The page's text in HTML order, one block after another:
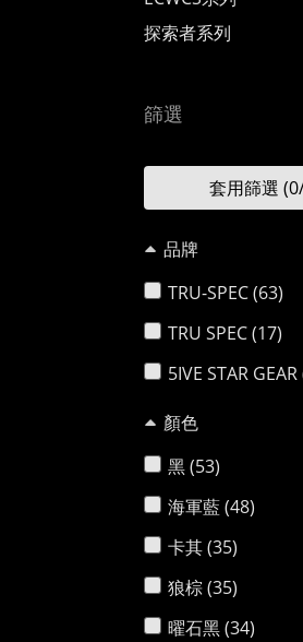
探索者系列
篩選
套用篩選
品牌
TRU-SPEC (63)
TRU SPEC (17)
5IVE STAR GEAR
顏色
黑 (53)
海軍藍 (48)
卡其 (35)
狼棕 (35)
曜石黑 (34)